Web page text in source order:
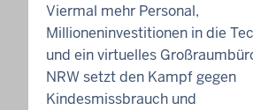
Viermal mehr Personal,
Millioneninvestitionen in die
und ein virtuelles
NRW setzt den Kampf gegen
Kindesmissbrauch und